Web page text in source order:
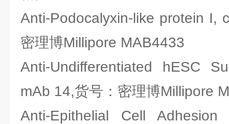
Anti-Podocalyxin-like protein I,
密理博Millipore MAB4433
Anti-Undifferentiated hESC
mAb 14,货号：密理博Millipore
Anti-Epithelial Cell Adhesion